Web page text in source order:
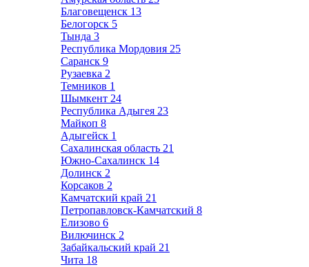
Благовещенск 13
Белогорск 5
Тында 3
Республика Мордовия 25
Саранск 9
Рузаевка 2
Темников 1
Шымкент 24
Республика Адыгея 23
Майкоп 8
Адыгейск 1
Сахалинская область 21
Южно-Сахалинск 14
Долинск 2
Корсаков 2
Камчатский край 21
Петропавловск-Камчатский 8
Елизово 6
Вилючинск 2
Забайкальский край 21
Чита 18